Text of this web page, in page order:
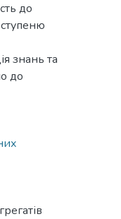
до
ступеню
знань та
до